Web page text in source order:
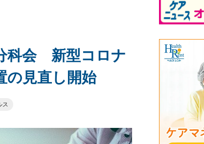
科会 新型コロナ
の見直し開始
ス